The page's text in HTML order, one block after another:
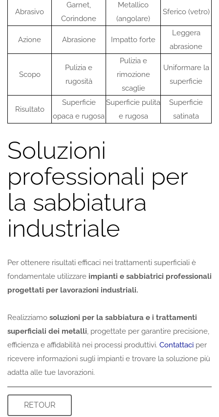
Abrasivo
Garnet,
Corindone
Metallico
(angolare)
Sferico (vetro)
Azione Abrasione Impatto forte
Leggera
abrasione
Scopo
Pulizia e
rugosità
Pulizia e
rimozione
scaglie
Uniformare la
superficie
Risultato
Superficie
opaca e rugosa
Superficie pulita
e rugosa
Superficie
satinata
Soluzioni
professionali per
la sabbiatura
industriale
Per ottenere risultati efficaci nei trattamenti superficiali è
fondamentale utilizzare impianti e sabbiatrici professionali
progettati per lavorazioni industriali.
Realizziamo soluzioni per la sabbiatura e i trattamenti
superficiali dei metalli, progettate per garantire precisione,
efficienza e affidabilità nei processi produttivi. Contattaci per
ricevere informazioni sugli impianti e trovare la soluzione più
adatta alle tue lavorazioni.